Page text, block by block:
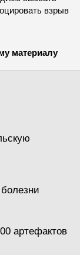
взрыв
материалу
артефактов